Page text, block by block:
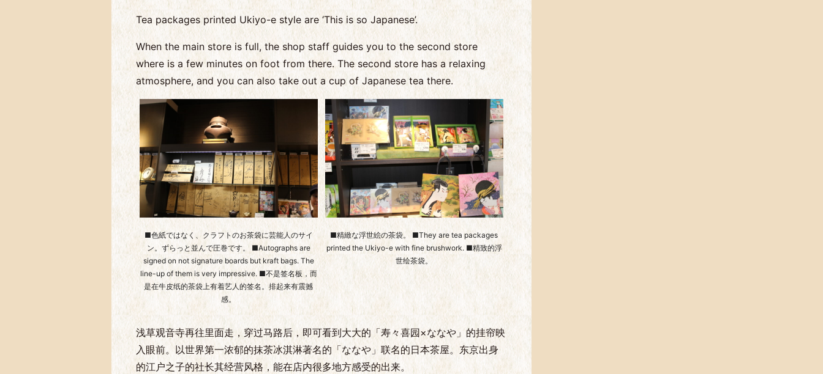
Tea packages printed Ukiyo-e style are ‘This is so Japanese’.
When the main store is full, the shop staff guides you to the second store
where is a few minutes on foot from there. The second store has a relaxing
atmosphere, and you can also take out a cup of Japanese tea there.
■色紙ではなく、クラフトのお茶袋に芸能人のサイ
ン。ずらっと並んで圧巻です。 ■Autographs are
signed on not signature boards but kraft bags. The
line-up of them is very impressive. ■不是签名板，而
是在牛皮纸的茶袋上有着艺人的签名。排起来有震撼
感。
■精緻な浮世絵の茶袋。 ■They are tea packages
printed the Ukiyo-e with fine brushwork. ■精致的浮
世绘茶袋。
浅草观音寺再往里面走，穿过马路后，即可看到大大的「寿々喜园×ななや」的挂帘映
入眼前。以世界第一浓郁的抹茶冰淇淋著名的「ななや」联名的日本茶屋。东京出身
的江户之子的社长其经营风格，能在店内很多地方感受的出来。